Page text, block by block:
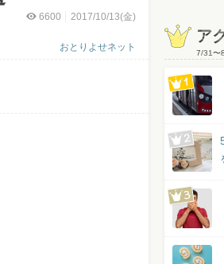
6600 2017/10/13(金)
おとりよせネット
ア
7/31〜